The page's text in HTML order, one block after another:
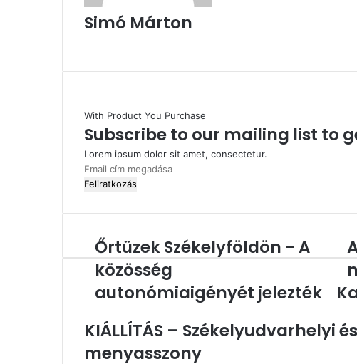
Simó Márton
With Product You Purchase
Subscribe to our mailing list to
Lorem ipsum dolor sit amet, consectetur.
Email
cím
Őrtüzek
Székelyföldön
A
közösség
jelezték
Őrtüzek Székelyföldön - A
közösség
autonómiaigényét jelezték
Az
–
KIÁLLÍTÁS – Székelyudvarhelyi
menyasszony